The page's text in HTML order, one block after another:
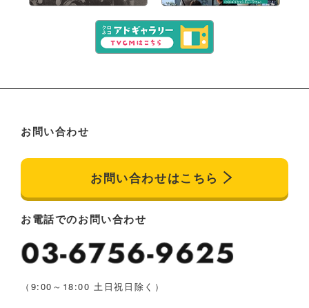
お問い合わせ
お問い合わせはこちら
お電話でのお問い合わせ
（9:00～18:00 土日祝日除く）